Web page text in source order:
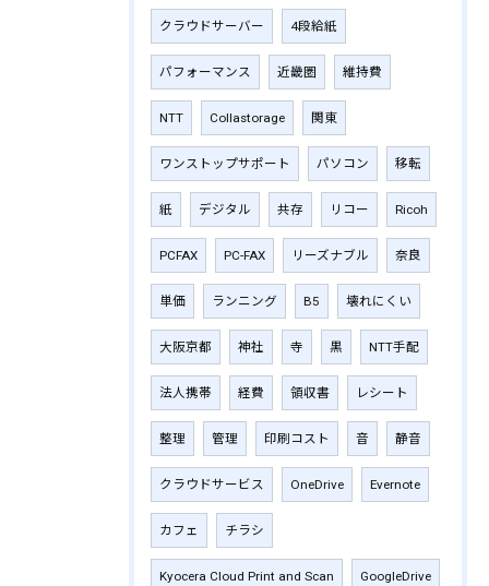
クラウドサーバー 4段給紙
パフォーマンス 近畿圏 維持費
NTT Collastorage 関東
ワンストップサポート パソコン 移転
紙 デジタル 共存 リコー Ricoh
PCFAX PC-FAX リーズナブル 奈良
単価 ランニング B5 壊れにくい
大阪京都 神社 寺 黒 NTT手配
法人携帯 経費 領収書 レシート
整理 管理 印刷コスト 音 静音
クラウドサービス OneDrive Evernote
カフェ チラシ
Kyocera Cloud Print and Scan GoogleDrive